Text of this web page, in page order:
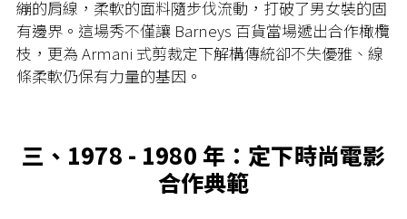
繃的肩線，柔軟的面料隨步伐流動，打破了男女裝的固
有邊界。這場秀不僅讓 Barneys 百貨當場遞出合作橄欖
枝，更為 Armani 式剪裁定下解構傳統卻不失優雅、線
條柔軟仍保有力量的基因。
三、1978 - 1980 年：定下時尚電影
合作典範